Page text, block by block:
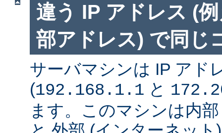
違う IP アドレス (
部アドレス) で同じ
サーバマシンは IP アド
(192.168.1.1 と
ます。このマシンは内